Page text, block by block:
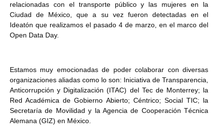
relacionadas con el transporte público y las mujeres en la
Ciudad de México, que a su vez fueron detectadas en el
Ideatón que realizamos el pasado 4 de marzo, en el marco del
Open Data Day.
Estamos muy emocionadas de poder colaborar con diversas
organizaciones aliadas como lo son: Iniciativa de Transparencia,
Anticorrupción y Digitalización (ITAC) del Tec de Monterrey; la
Red Académica de Gobierno Abierto; Céntrico; Social TIC; la
Secretaría de Movilidad y la Agencia de Cooperación Técnica
Alemana (GIZ) en México.